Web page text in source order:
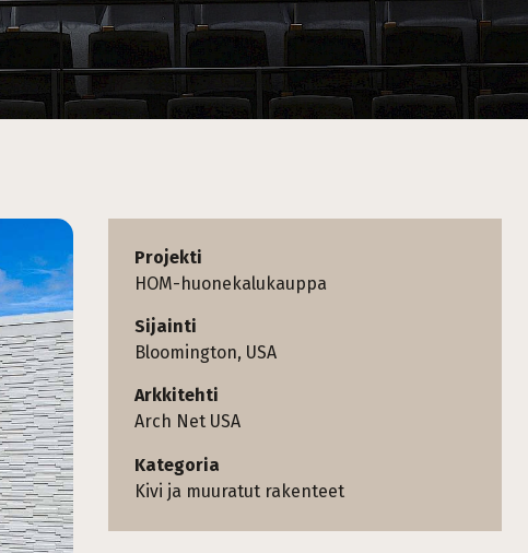
Projekti
HOM-huonekalukauppa
Sijainti
Bloomington, USA
Arkkitehti
Arch Net USA
Kategoria
Kivi ja muuratut rakenteet